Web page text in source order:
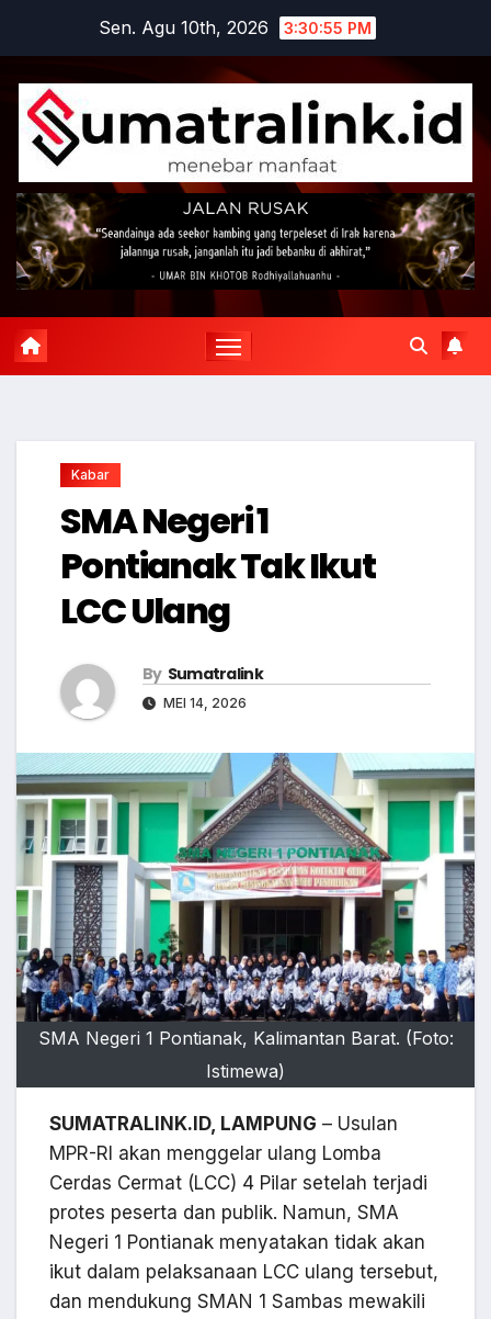
content
Sen. Agu 10th, 2026 3:30:55 PM
Kabar
SMA Negeri 1
Pontianak Tak Ikut
LCC Ulang
By Sumatralink
MEI 14, 2026
SMA Negeri 1 Pontianak, Kalimantan Barat. (Foto:
Istimewa)
SUMATRALINK.ID, LAMPUNG – Usulan
MPR-RI akan menggelar ulang Lomba
Cerdas Cermat (LCC) 4 Pilar setelah terjadi
protes peserta dan publik. Namun, SMA
Negeri 1 Pontianak menyatakan tidak akan
ikut dalam pelaksanaan LCC ulang tersebut,
dan mendukung SMAN 1 Sambas mewakili